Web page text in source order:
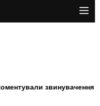
звинувачення